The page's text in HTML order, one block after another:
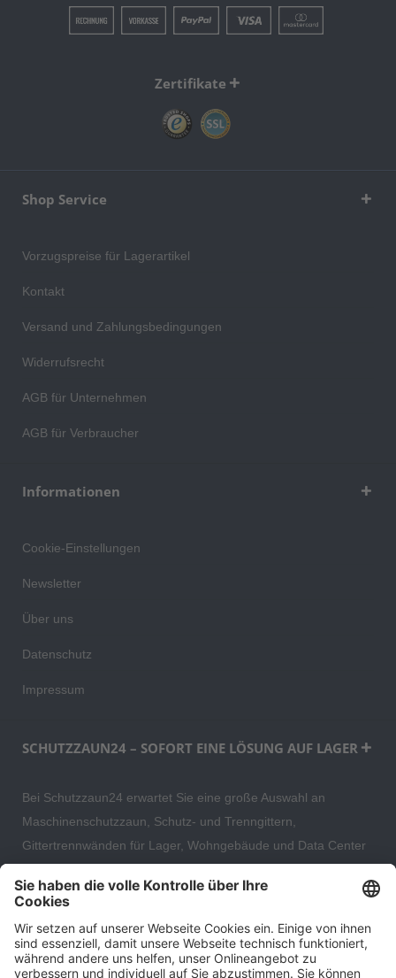
Zertifikate
Shop Service
Vorzugspreise für Lagerartikel
Kontakt
Versand und Zahlungsbedingungen
Widerrufsrecht
AGB für Unternehmen
AGB für Verbraucher
Informationen
Cookie-Einstellungen
Newsletter
Über uns
Datenschutz
Impressum
SCHUTZZAUN24 – SOFORT EINE LÖSUNG AUF LAGER
Bei Schutzzaun24 erwartet Sie eine große Auswahl an
Maschinenschutzzaun, Schutz- und Trenngittern,
Gittertrennwänden für Lager, Wohngebäude und Data Center
hochwertige Gartenzäune und Zaunsysteme für die sichere
öffentlichen Grundstücken. Darüber hinaus finden Sie bei uns
Produkte der Betriebsausstattung, wie Absperrtechnik,